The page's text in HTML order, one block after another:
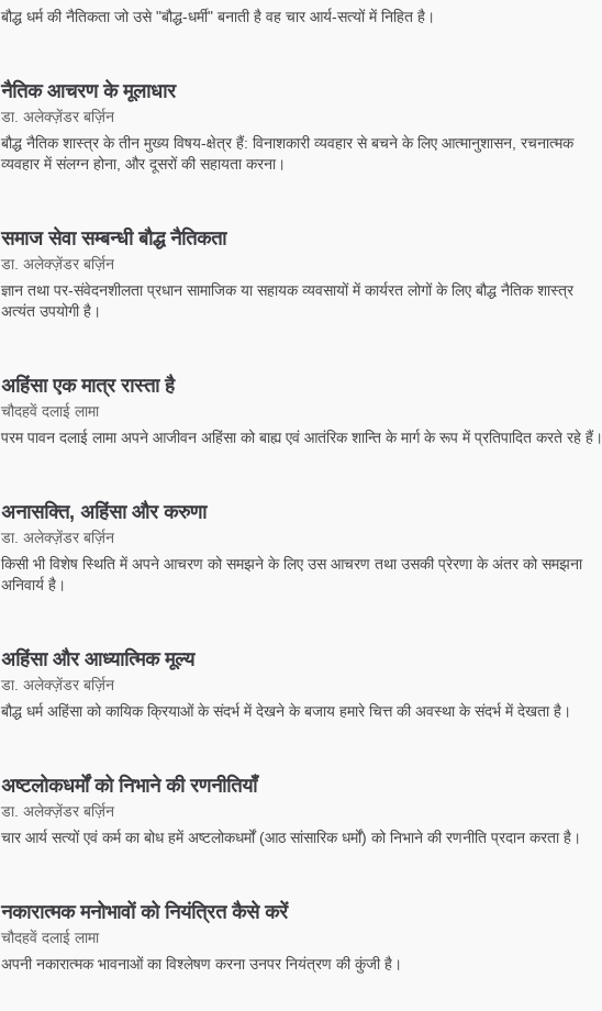
बौद्ध धर्म की नैतिकता जो उसे "बौद्ध-धर्मी" बनाती है वह चार आर्य-सत्यों में निहित है।
नैतिक आचरण के मूलाधार
डा. अलेक्ज़ेंडर बर्ज़िन
बौद्ध नैतिक शास्त्र के तीन मुख्य विषय-क्षेत्र हैं: विनाशकारी व्यवहार से बचने के लिए आत्मानुशासन, रचनात्मक
व्यवहार में संलग्न होना, और दूसरों की सहायता करना।
समाज सेवा सम्बन्धी बौद्ध नैतिकता
डा. अलेक्ज़ेंडर बर्ज़िन
ज्ञान तथा पर-संवेदनशीलता प्रधान सामाजिक या सहायक व्यवसायों में कार्यरत लोगों के लिए बौद्ध नैतिक शास्त्र
अत्यंत उपयोगी है।
अहिंसा एक मात्र रास्ता है
चौदहवें दलाई लामा
परम पावन दलाई लामा अपने आजीवन अहिंसा को बाह्य एवं आतंरिक शान्ति के मार्ग के रूप में प्रतिपादित करते रहे हैं।
अनासक्ति, अहिंसा और करुणा
डा. अलेक्ज़ेंडर बर्ज़िन
किसी भी विशेष स्थिति में अपने आचरण को समझने के लिए उस आचरण तथा उसकी प्रेरणा के अंतर को समझना
अनिवार्य है।
अहिंसा और आध्यात्मिक मूल्य
डा. अलेक्ज़ेंडर बर्ज़िन
बौद्ध धर्म अहिंसा को कायिक क्रियाओं के संदर्भ में देखने के बजाय हमारे चित्त की अवस्था के संदर्भ में देखता है।
अष्टलोकधर्मों को निभाने की रणनीतियाँ
डा. अलेक्ज़ेंडर बर्ज़िन
चार आर्य सत्यों एवं कर्म का बोध हमें अष्टलोकधर्मों (आठ सांसारिक धर्मों) को निभाने की रणनीति प्रदान करता है।
नकारात्मक मनोभावों को नियंत्रित कैसे करें
चौदहवें दलाई लामा
अपनी नकारात्मक भावनाओं का विश्लेषण करना उनपर नियंत्रण की कुंजी है।